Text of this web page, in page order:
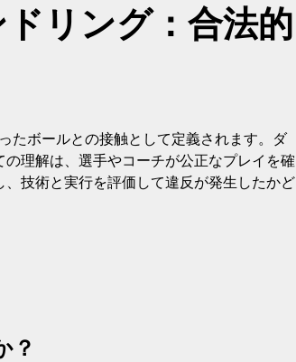
リング：合法的
たボールとの接触として定義されます。ダ
理解は、選手やコーチが公正なプレイを確
技術と実行を評価して違反が発生したかど
？